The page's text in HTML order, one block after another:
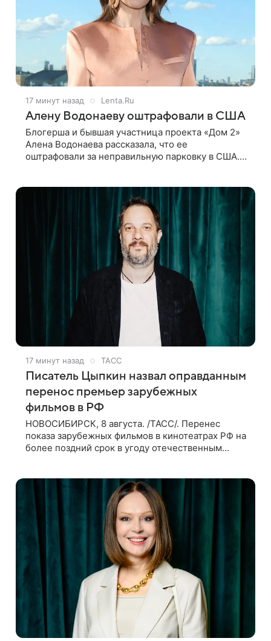
17 минут назад Lenta.Ru
Алену Водонаеву оштрафовали в США
Блогерша и бывшая участница проекта «Дом 2»
Алена Водонаева рассказала, что ее
оштрафовали за неправильную парковку в США.
17 минут назад ТАСС
Писатель Цыпкин назвал оправданным
перенос премьер зарубежных
фильмов в РФ
НОВОСИБИРСК, 8 августа. /ТАСС/. Перенес
показа зарубежных фильмов в кинотеатрах РФ на
более поздний срок в угоду отечественным